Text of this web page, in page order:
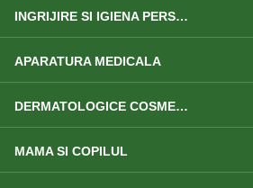
INGRIJIRE SI IGIENA PERSONALA
APARATURA MEDICALA
DERMATOLOGICE COSMETICE
MAMA SI COPILUL